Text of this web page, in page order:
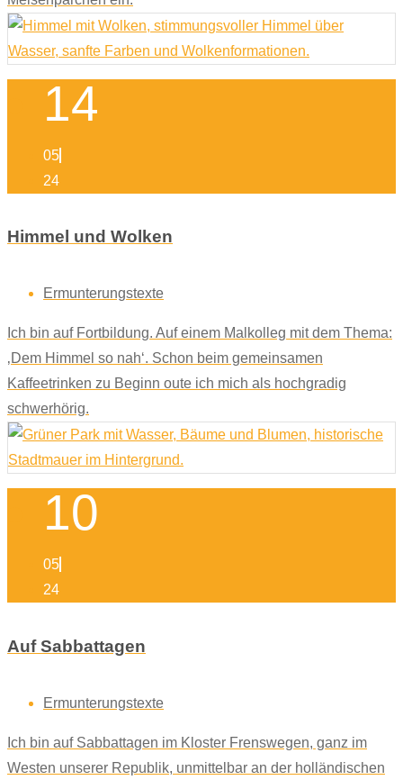
14
05
24
Himmel und Wolken
Ermunterungstexte
Ich bin auf Fortbildung. Auf einem Malkolleg mit dem Thema:
‚Dem Himmel so nah‘. Schon beim gemeinsamen
Kaffeetrinken zu Beginn oute ich mich als hochgradig
schwerhörig.
10
05
24
Auf Sabbattagen
Ermunterungstexte
Ich bin auf Sabbattagen im Kloster Frenswegen, ganz im
Westen unserer Republik, unmittelbar an der holländischen